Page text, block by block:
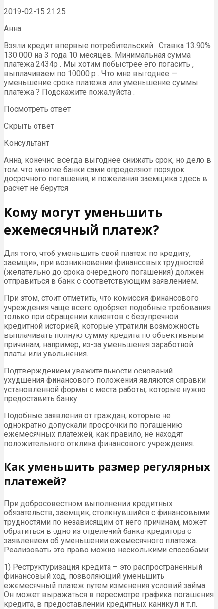
2019-02-15 21:25
Анна
Взяли кредит впервые потребительский . Ставка 13.90%
130 000 на 3 года 10 месяцев. Минимальная сумма
платежа 2434р . Мы хотим побыстрее его погасить ,
выплачиваем по 10000 р . Что мне выгоднее —
уменьшение срока платежа или уменьшение суммы
платежа ? Подскажите пожалуйста .
Посмотреть ответ
Скрыть ответ
Консультант
Анна, конечно всегда выгоднее снижать срок, но дело в
том, что многие банки сами определяют порядок
досрочного погашения, и пожелания заемщика здесь в
расчет не берутся
Кому могут уменьшить
ежемесячный платеж?
Для того, чтоб уменьшить свой платеж по кредиту,
заемщик, при возникновении финансовых трудностей
(желательно до срока очередного погашения) должен
отправиться в банк с соответствующим заявлением.
При этом, стоит отметить, что комиссия финансового
учреждения чаще всего одобряет подобные требования
только при обращении клиентов с безупречной
кредитной историей, которые утратили возможность
выплачивать полную сумму кредита по объективным
причинам, например, из-за уменьшения заработной
платы или увольнения.
Подтверждением уважительности оснований
ухудшения финансового положения являются справки
установленной формы с места работы, которые нужно
предоставить банку.
Подобные заявления от граждан, которые не
однократно допускали просрочки по погашению
ежемесячных платежей, как правило, не находят
положительного отклика финансового учреждения.
Как уменьшить размер регулярных
платежей?
При добросовестном выполнении кредитных
обязательств, заемщик, столкнувшийся с финансовыми
трудностями по независящим от него причинам, может
обратиться в одно из отделений банка-кредитора с
заявлением об уменьшении ежемесячного платежа.
Реализовать это право можно несколькими способами:
1) Реструктуризация кредита – это распространенный
финансовый ход, позволяющий уменьшить
ежемесячный платеж путем изменения условий займа.
Он может выражаться в пересмотре графика погашения
кредита, в предоставлении кредитных каникул и т.п.